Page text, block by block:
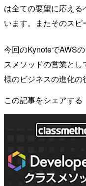
は全ての要望に応え
います。またそのスピ
今回のKynoteでAWS
スメソッドの営業と
様のビジネスの進化の
この記事をシェアする